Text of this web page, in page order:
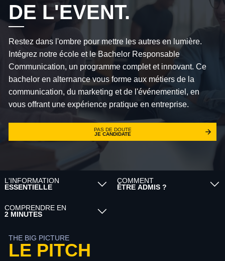
DE L'EVENT.
Restez dans l'ombre pour mettre les autres en lumière.
Intégrez notre école et le Bachelor Responsable
Communication, un programme complet et innovant. Ce
bachelor en alternance vous forme aux métiers de la
communication, du marketing et de l'événementiel, en
vous offrant une expérience pratique en entreprise.
PAS DE DOUTE
JE CANDIDATE
L'INFORMATION
ESSENTIELLE
COMMENT
ÊTRE ADMIS ?
COMPRENDRE EN
2 MINUTES
THE BIG PICTURE
LE PITCH